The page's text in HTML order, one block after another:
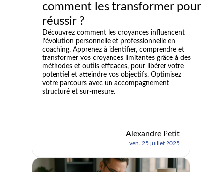
comment les transformer pour
réussir ?
Découvrez comment les croyances influencent
l’évolution personnelle et professionnelle en
coaching. Apprenez à identifier, comprendre et
transformer vos croyances limitantes grâce à des
méthodes et outils efficaces, pour libérer votre
potentiel et atteindre vos objectifs. Optimisez
votre parcours avec un accompagnement
structuré et sur-mesure.
Alexandre Petit
ven. 25 juillet 2025